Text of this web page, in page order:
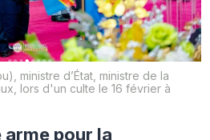
ministre d’État, ministre de la
lors d'un culte le 16 février à
arme pour la